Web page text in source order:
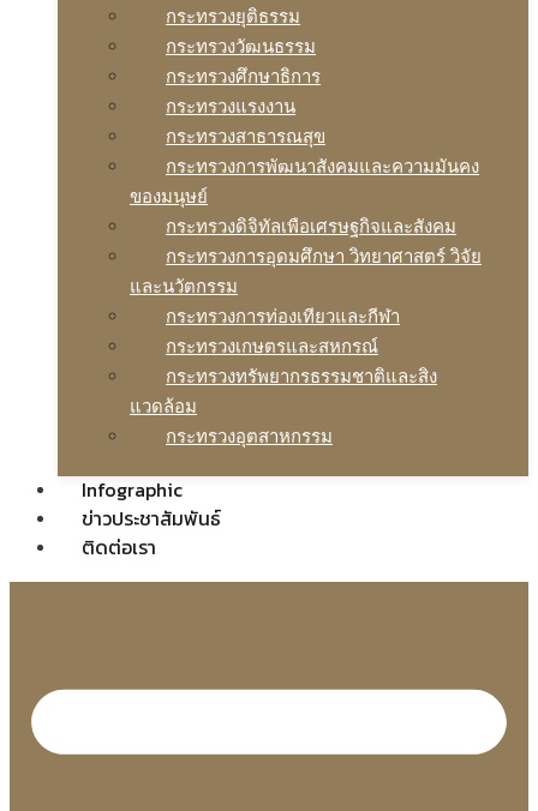
กระทรวงยุติธรรม
กระทรวงวัฒนธรรม
กระทรวงศึกษาธิการ
กระทรวงแรงงาน
กระทรวงสาธารณสุข
กระทรวงการพัฒนาสังคมและความมันคง
ของมนุษย์
กระทรวงดิจิทัลเพือเศรษฐกิจและสังคม
กระทรวงการอุดมศึกษา วิทยาศาสตร์ วิจัย
และนวัตกรรม
กระทรวงการท่องเทียวและกีฬา
กระทรวงเกษตรและสหกรณ์
กระทรวงทรัพยากรธรรมชาติและสิง
แวดล้อม
กระทรวงอุตสาหกรรม
Infographic
ข่าวประชาสัมพันธ์
ติดต่อเรา